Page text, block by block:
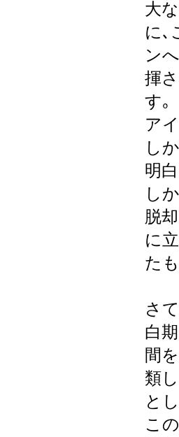
大
に､
ン
揮
す｡
ア
し
明
し
脱
に
た
さ
白
間
類
と
こ